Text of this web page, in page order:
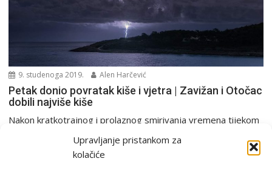
Upravljanje pristankom za
kolačiće
9. studenoga 2019. Alen Harčević
Petak donio povratak kiše i vjetra | Zavižan i Otočac
dobili najviše kiše
Nakon kratkotrajnog i prolaznog smirivanja vremena tijekom
četvrtka na većini područja, iako je i taj dan...